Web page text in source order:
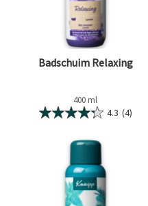
Badschuim Relaxing
400 ml
4.3 (4)